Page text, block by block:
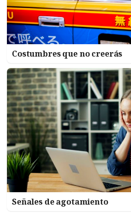
Costumbres que no creerás
Señales de agotamiento